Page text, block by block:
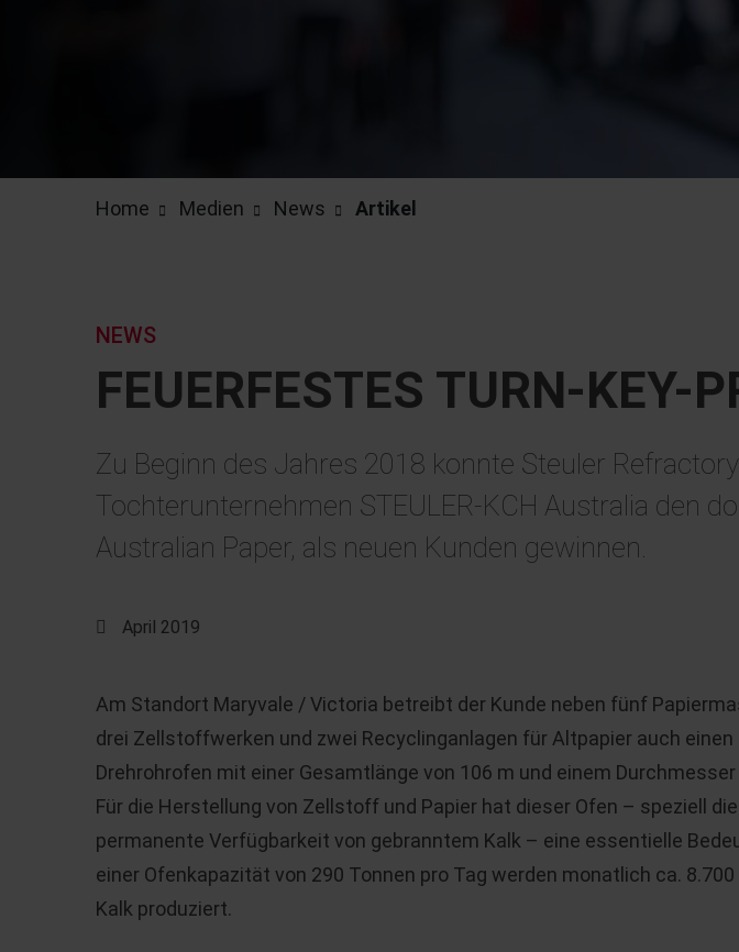
Home Medien News Artikel
FEUERFESTES TURN-KEY-
NEWS
Zu Beginn des Jahres 2018 konnte Steuler
Tochterunternehmen STEULER-KCH Australia den
Australian Paper, als neuen Kunden gewinnen.
April 2019
Am Standort Maryvale / Victoria betreibt der Kunde neben fünf
drei Zellstoffwerken und zwei Recyclinganlagen für Altpapier auch einen
Drehrohrofen mit einer Gesamtlänge von 106 m und einem Durchmesser
Für die Herstellung von Zellstoff und Papier hat dieser Ofen – speziell die
permanente Verfügbarkeit von gebranntem Kalk – eine essentielle
einer Ofenkapazität von 290 Tonnen pro Tag werden monatlich ca. 8.700
Kalk produziert.